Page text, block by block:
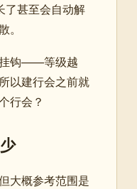
了甚至会自动解
挂钩——等级越
以建行会之前就
行会？
大概参考范围是